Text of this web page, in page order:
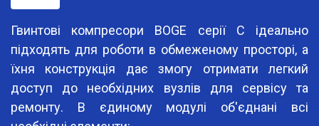
Гвинтові компресори BOGE серії С ідеально
підходять для роботи в обмеженому просторі, а
їхня конструкція дає змогу отримати легкий
доступ до необхідних вузлів для сервісу та
ремонту. В єдиному модулі об'єднані всі